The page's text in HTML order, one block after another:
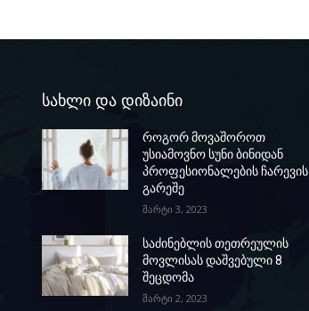
სახლი და დიზაინი
როგორ მოვაშოროთ
უსიამოვნო სუნი ბინიდან
პროფესიონალების ჩარევის
გარეშე
მარტი 3, 2023
საძინებლის თეთრეულის
მოვლისას დაშვებული 8
შეცდომა
მარტი 2, 2023